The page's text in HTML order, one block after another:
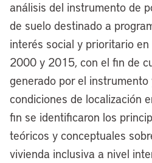
análisis del instrumento de
de suelo destinado a
interés social y prioritario
2000 y 2015, con el fin de
generado por el
condiciones de localización
fin se identificaron los
teóricos y conceptuales
vivienda inclusiva a nivel